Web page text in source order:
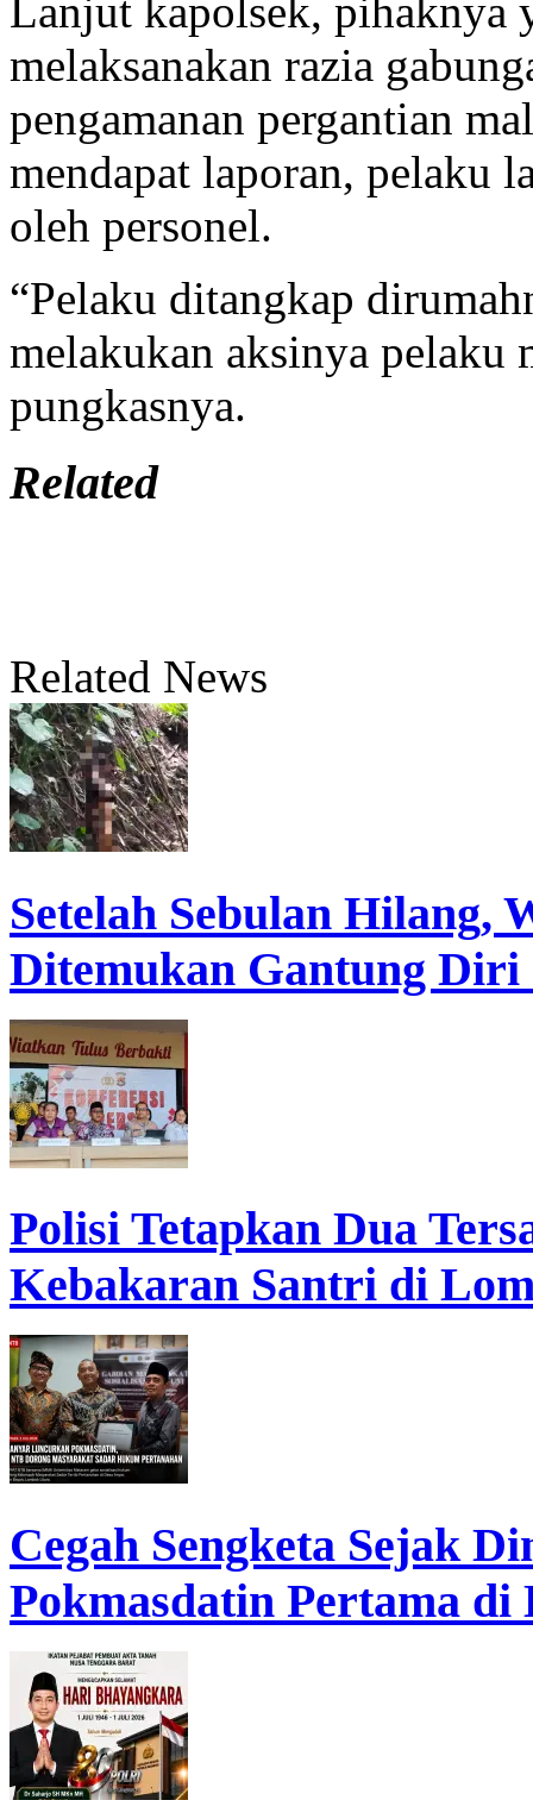
Lanjut kapolsek, pihaknya
melaksanakan razia
pengamanan pergantian
mendapat laporan, pelaku
oleh personel.
“Pelaku ditangkap
melakukan aksinya pelaku
pungkasnya.
Related
Related News
Setelah Sebulan Hilang,
Ditemukan Gantung
Polisi Tetapkan Dua
Kebakaran Santri di
Cegah Sengketa Sejak
Pokmasdatin Pertama